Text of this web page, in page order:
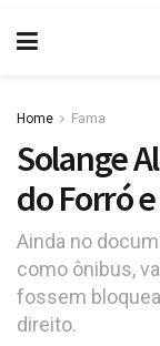
Home Fama
Solange
do Forró
Ainda no
como ônibus,
fossem
direito.